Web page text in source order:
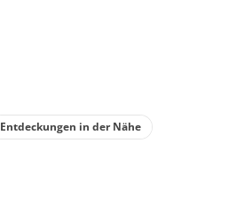
Entdeckungen in der Nähe